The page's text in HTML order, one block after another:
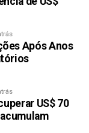
Após Anos
US$ 70